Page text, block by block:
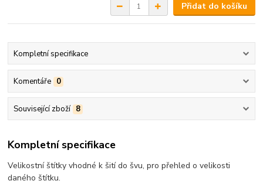
Přidat do košíku
Kompletní specifikace
Komentáře 0
Související zboží 8
Kompletní specifikace
Velikostní štítky vhodné k šití do švu, pro přehled o velikosti
daného štítku.